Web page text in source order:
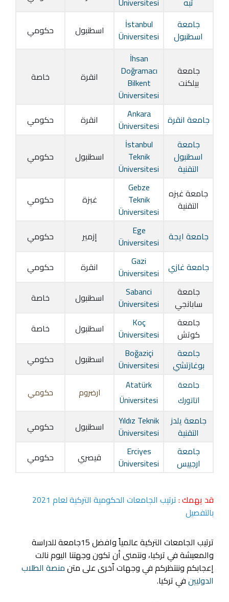
جامعة
اسطنبول
İstanbul
Üniversitesi
اسطنبول حكومي
جامعة
بيلكنت
İhsan
Doğramacı
Bilkent
Üniversitesi
انقرة خاصة
جامعة انقرة
Ankara
Üniversitesi
انقرة
حكومي
جامعة
اسطنبول
التقنية
İstanbul
Teknik
Üniversitesi
اسطنبول حكومي
جامعة غبزه
التقنية
Gebze
Teknik
Üniversitesi
غبزة حكومي
جامعة ايجة
Ege
Üniversitesi
إزمير
حكومي
جامعة غازي
Gazi
Üniversitesi
انقرة
حكومي
جامعة
سابانجي
Sabanci
Üniversitesi
اسطنبول
خاصة
جامعة
كوتش
Koç
Üniversitesi
اسطنبول
خاصة
جامعة
بوغازتشي
Boğaziçi
Üniversitesi
اسطنبول حكومي
جامعة
اتاتورك
Atatürk
Üniversitesi
ارضروم حكومي
جامعة يلدز
التقنية
Yıldız Teknik
Üniversitesi
اسطنبول
حكومي
جامعة
ارجييس
Erciyes
Üniversitesi
قيصري حكومي
قد يهمك :
ترتيب الجامعات الحكومية التركية لعام 2021
بالتفصيل
ترتيب الجامعات التركية عالمياً وافضل 15جامعة للدراسة
والمعيشة في تركيا، ونتمنى أن تكون وجهتنا اليوم نالت
إعجابكم وننتظركم في وجهات اّخرى على متنمنصة الطلاب
الدوليينفي تركيا.